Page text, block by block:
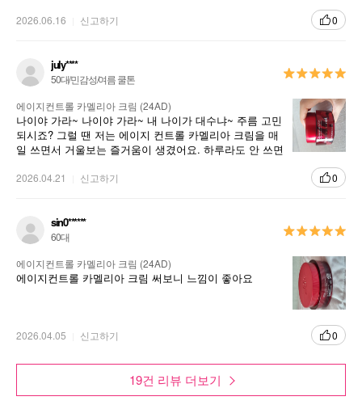
2026.06.16 신고하기 0
july****
50대/민감성/여름 쿨톤
에이지컨트롤 카멜리아 크림 (24AD)
나이야 가라~ 나이야 가라~ 내 나이가 대수냐~ 주름 고민
되시죠? 그럴 땐 저는 에이지 컨트롤 카멜리아 크림을 매
일 쓰면서 거울보는 즐거움이 생겼어요. 하루라도 안 쓰면
2026.04.21 신고하기 0
sin0******
60대
에이지컨트롤 카멜리아 크림 (24AD)
에이지컨트롤 카멜리아 크림 써보니 느낌이 좋아요
2026.04.05 신고하기 0
19건 리뷰 더보기